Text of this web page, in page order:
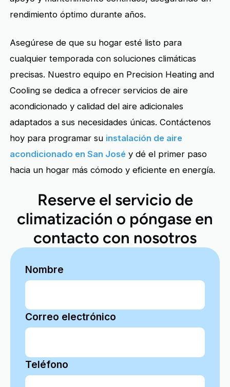
rendimiento óptimo durante años.
Asegúrese de que su hogar esté listo para
cualquier temporada con soluciones climáticas
precisas. Nuestro equipo en Precision Heating and
Cooling se dedica a ofrecer servicios de aire
acondicionado y calidad del aire adicionales
adaptados a sus necesidades únicas. Contáctenos
hoy para programar su instalación de aire
acondicionado en San José y dé el primer paso
hacia un hogar más cómodo y eficiente en energía.
Reserve el servicio de
climatización o póngase en
contacto con nosotros
Nombre
Correo electrónico
Teléfono